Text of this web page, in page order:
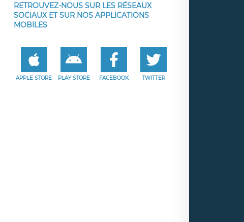
RETROUVEZ-NOUS SUR LES RÉSEAUX
SOCIAUX ET SUR NOS APPLICATIONS
MOBILES
APPLE STORE PLAY STORE FACEBOOK TWITTER